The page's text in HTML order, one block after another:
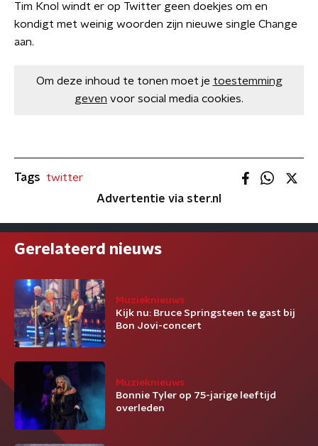
Tim Knol windt er op Twitter geen doekjes om en
kondigt met weinig woorden zijn nieuwe single Change
aan.
Om deze inhoud te tonen moet je toestemming
geven voor social media cookies.
Tags
twitter
Advertentie via ster.nl
Gerelateerd nieuws
Muzieknieuws
Kijk nu: Bruce Springsteen te gast bij
Bon Jovi-concert
Muzieknieuws
Bonnie Tyler op 75-jarige leeftijd
overleden